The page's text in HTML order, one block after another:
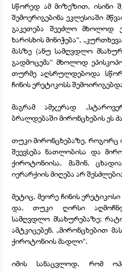
სწორედ ამ მიზეზით, ისინი
შემოერიგებინა ეკლესიაში
გაკეთება შეეძლო მხოლოდ
ხარისხის მინიჭება“,
მასზე (ანუ სამღვდლო
გადმოცემა“ მხოლოდ
თურმე აღსრულდებოდა
ჩინის ერეტიკოსს
მაგრამ ამჯერად
ბრალდებაში მირონცხების ეს
თუკი მირონცხებაზე, როგორც
შეევსება ნათლობისა და
ქიროტონიისა, მაშინ,
იერარქიის მიღება არ
მეტიც, მეორე ჩინის
და, თუკი ღირსი
სამღვდლო მსახურებაზე;
ამტკიცებენ, „მირონცხებით
ქიროტონიის მადლი“.
იმის სანაცვლოდ, რომ